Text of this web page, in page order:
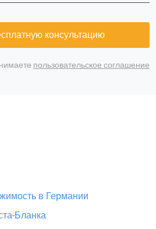
консультацию
пользовательское соглашение
в Германии
Бланка